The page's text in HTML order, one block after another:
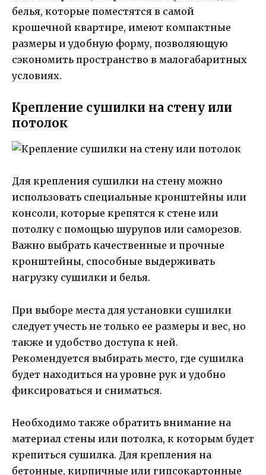
белья, которые поместятся в самой
крошечной квартире, имеют компактные
размеры и удобную форму, позволяющую
сэкономить пространство в малогабаритных
условиях.
Крепление сушилки на стену или
потолок
Для крепления сушилки на стену можно
использовать специальные кронштейны или
консоли, которые крепятся к стене или
потолку с помощью шурупов или саморезов.
Важно выбрать качественные и прочные
кронштейны, способные выдерживать
нагрузку сушилки и белья.
При выборе места для установки сушилки
следует учесть не только ее размеры и вес, но
также и удобство доступа к ней.
Рекомендуется выбирать место, где сушилка
будет находиться на уровне рук и удобно
фиксироваться и сниматься.
Необходимо также обратить внимание на
материал стены или потолка, к которым будет
крепиться сушилка. Для крепления на
бетонные, кирпичные или гипсокартонные